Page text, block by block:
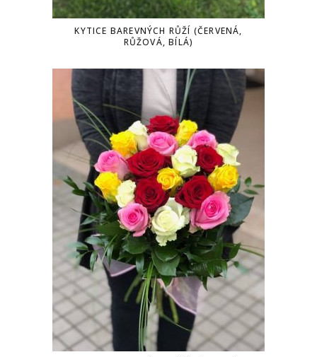
KYTICE BAREVNÝCH RŮŽÍ (ČERVENÁ,
RŮŽOVÁ, BÍLÁ)